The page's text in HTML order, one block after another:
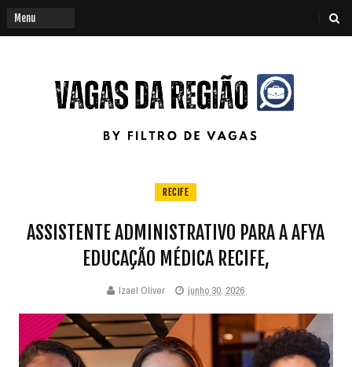
RECIFE
ASSISTENTE ADMINISTRATIVO PARA A AFYA
EDUCAÇÃO MÉDICA RECIFE,
Izael Oliver junho 30, 2026